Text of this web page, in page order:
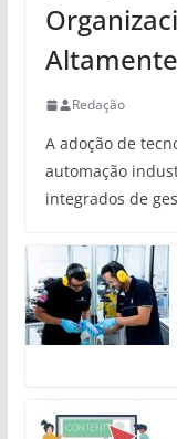
Redação
A adoção de
automação
integrados de